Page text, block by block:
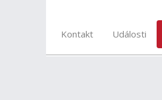
Kontakt Události